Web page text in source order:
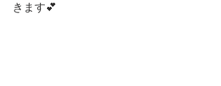
きます💕